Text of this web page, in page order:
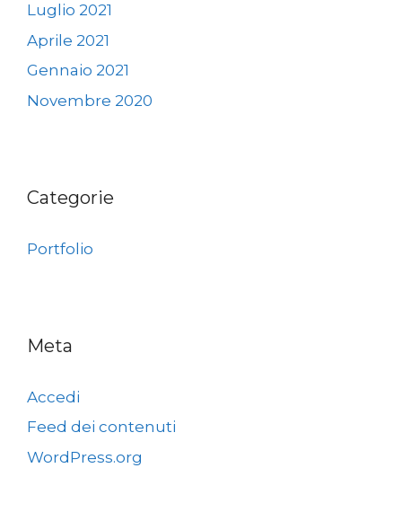
Luglio 2021
Aprile 2021
Gennaio 2021
Novembre 2020
Categorie
Portfolio
Meta
Accedi
Feed dei contenuti
WordPress.org